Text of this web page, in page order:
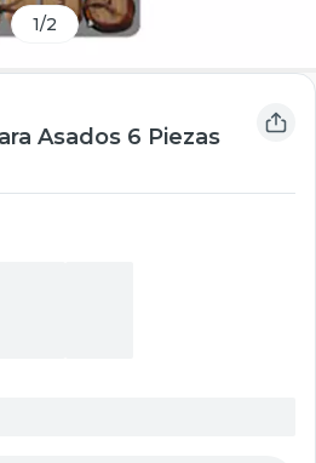
1/2
Asados 6 Piezas